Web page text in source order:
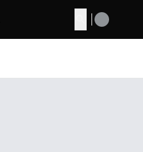
Buscar